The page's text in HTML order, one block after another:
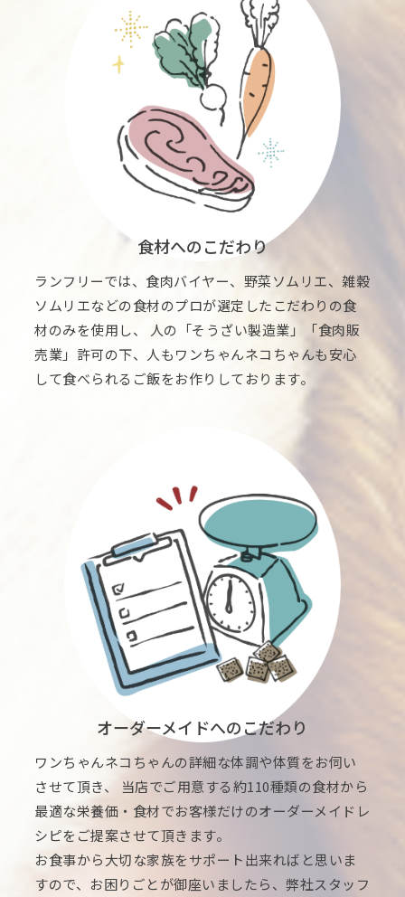
食材へのこだわり
ランフリーでは、食肉バイヤー、野菜ソムリエ、雑穀
ソムリエなどの食材のプロが選定したこだわりの食
材のみを使用し、 人の「そうざい製造業」「食肉販
売業」許可の下、人もワンちゃんネコちゃんも安心
して食べられるご飯をお作りしております。
オーダーメイドへのこだわり
ワンちゃんネコちゃんの詳細な体調や体質をお伺い
させて頂き、 当店でご用意する約110種類の食材から
最適な栄養価・食材でお客様だけのオーダーメイドレ
シピをご提案させて頂きます。
お食事から大切な家族をサポート出来ればと思いま
すので、お困りごとが御座いましたら、弊社スタッフ